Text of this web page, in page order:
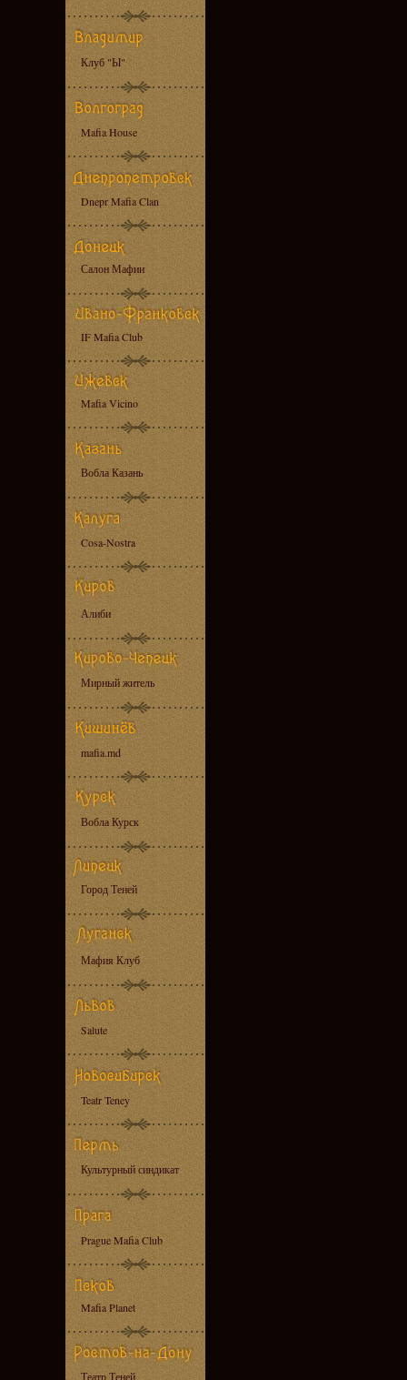
Клуб "Ы"
Mafia House
Dnepr Mafia Clan
Салон Мафии
IF Mafia Club
Mafia Vicino
Вобла Казань
Cosa-Nostra
Алиби
Мирный житель
mafia.md
Вобла Курск
Город Теней
Мафия Клуб
Salute
Teatr Teney
Культурный синдикат
Prague Mafia Club
Mafia Planet
Театр Теней